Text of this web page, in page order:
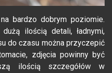
bardzo dobrym poziomie.
ilością detali, ładnymi,
do czasu można przyczepić
zdjęcia powinny być
ilością szczegółów w